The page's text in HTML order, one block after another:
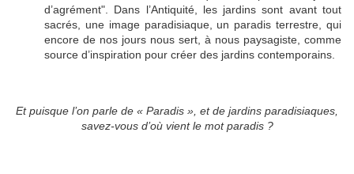
d’agrément". Dans l’Antiquité, les jardins sont avant tout
sacrés, une image paradisiaque, un paradis terrestre, qui
encore de nos jours nous sert, à nous paysagiste, comme
source d’inspiration pour créer des jardins contemporains.
Et puisque l’on parle de « Paradis », et de jardins paradisiaques,
savez-vous d’où vient le mot paradis ?